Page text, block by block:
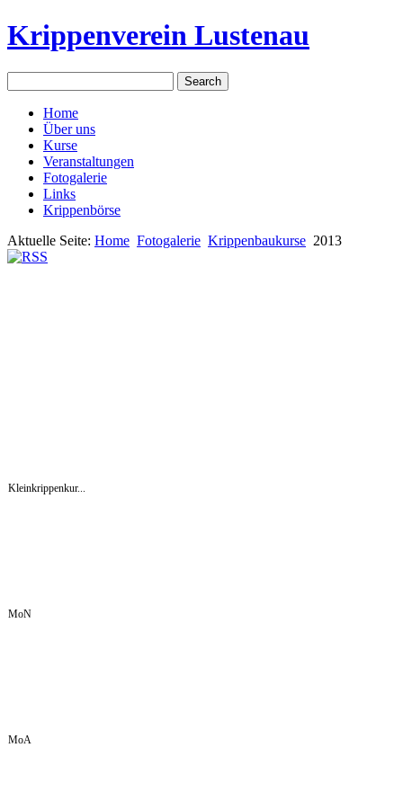
Krippenverein Lustenau
Home
Über uns
Kurse
Veranstaltungen
Fotogalerie
Links
Krippenbörse
Aktuelle Seite: Home Fotogalerie Krippenbaukurse 2013
Kleinkrippenkur...
MoN
MoA